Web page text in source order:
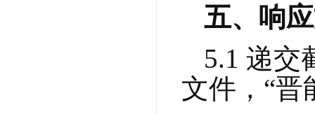
五、响
5.1 递交
文件，“晋